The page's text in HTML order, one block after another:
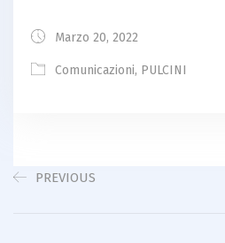
Marzo 20, 2022
Comunicazioni, PULCINI
PREVIOUS